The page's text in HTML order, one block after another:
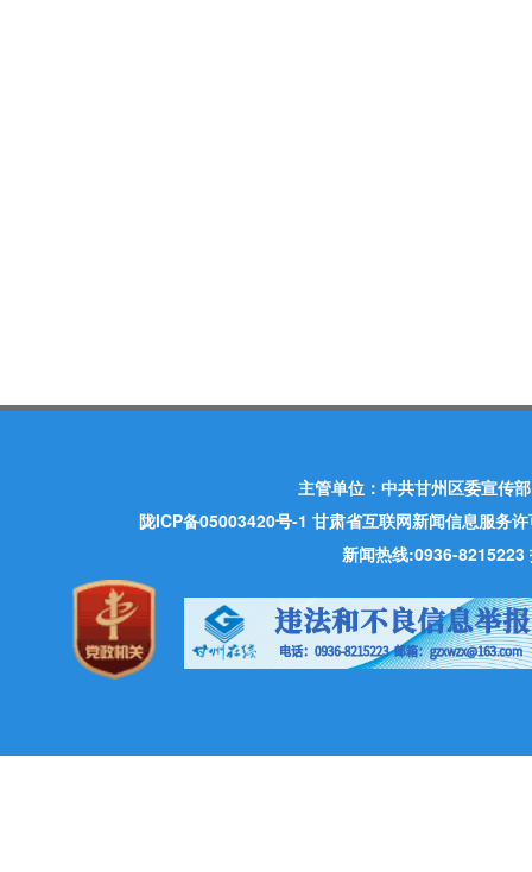
主管单位：中共甘州区委宣传
陇ICP备05003420号-1 甘肃省互联网新闻信息服务
新闻热线:0936-8215223